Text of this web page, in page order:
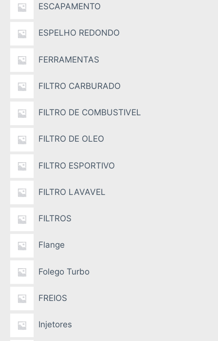
ESCAPAMENTO
ESPELHO REDONDO
FERRAMENTAS
FILTRO CARBURADO
FILTRO DE COMBUSTIVEL
FILTRO DE OLEO
FILTRO ESPORTIVO
FILTRO LAVAVEL
FILTROS
Flange
Folego Turbo
FREIOS
Injetores